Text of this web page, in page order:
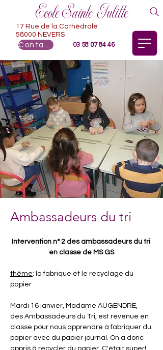
Ecole Sainte-Julitte
03 58 07 84 46
17 Rue de la Cathédrale
58000 NEVERS
Ambassadeurs du tri
Intervention n° 2 des ambassadeurs du tri
en classe de MS GS
thème: la fabrique et le recyclage du
papier
Mardi 16 janvier, Madame AUGENDRE,
des Ambassadeurs du Tri, est revenue en
classe pour nous apprendre à fabriquer du
papier avec du papier journal. On a donc
appris à recycler du papier. C'était super!